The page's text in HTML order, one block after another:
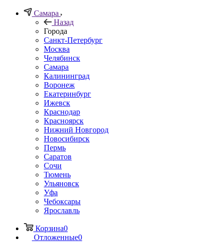
Самара
Назад
Города
Санкт-Петербург
Москва
Челябинск
Самара
Калининград
Воронеж
Екатеринбург
Ижевск
Краснодар
Красноярск
Нижний Новгород
Новосибирск
Пермь
Саратов
Сочи
Тюмень
Ульяновск
Уфа
Чебоксары
Ярославль
Корзина0
Отложенные0